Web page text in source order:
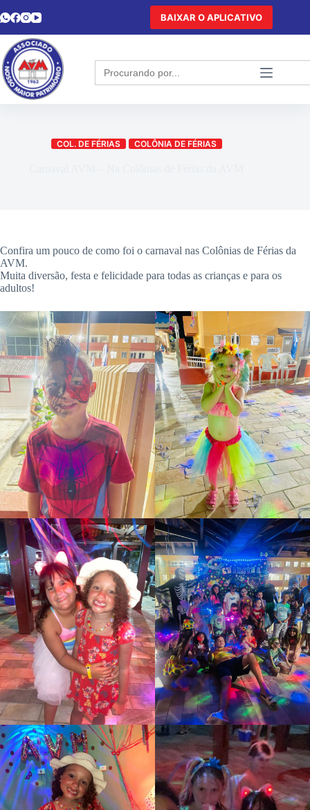
BAIXAR O APLICATIVO
Search
for:
COL. DE FÉRIAS COLÔNIA DE FÉRIAS
Confira um pouco de como foi o carnaval nas Colônias de Férias da
AVM.
Muita diversão, festa e felicidade para todas as crianças e para os
adultos!